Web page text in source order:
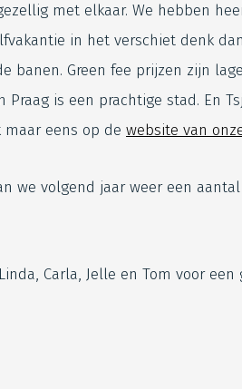
met elkaar. We hebben
in het verschiet denk
banen. Green fee prijzen zijn
Praag is een prachtige stad. En
maar eens op de website van
we volgend jaar weer een
Carla, Jelle en Tom voor